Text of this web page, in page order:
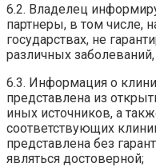
6.2. Владелец
партнеры, в том числе,
государствах, не
различных
6.3. Информация о
представлена из
иных источников, а
соответствующих
представлена без
являться достоверной;